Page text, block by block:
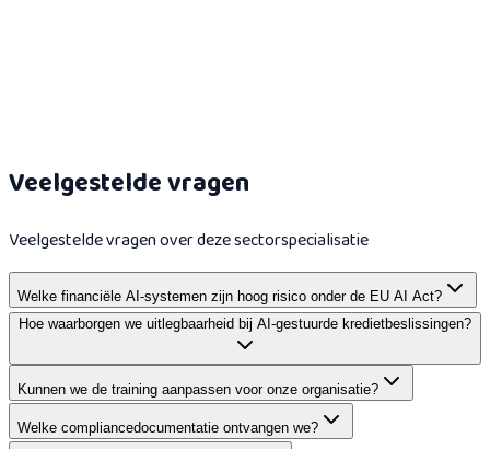
Veelgestelde vragen
Veelgestelde vragen over deze sectorspecialisatie
Welke financiële AI-systemen zijn hoog risico onder de EU AI Act?
Hoe waarborgen we uitlegbaarheid bij AI-gestuurde kredietbeslissingen?
Kunnen we de training aanpassen voor onze organisatie?
Welke compliancedocumentatie ontvangen we?